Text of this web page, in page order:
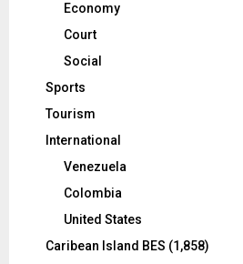
Economy
Court
Social
Sports
Tourism
International
Venezuela
Colombia
United States
Caribean Island BES (1,858)